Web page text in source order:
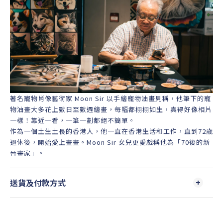
著名寵物肖像藝術家 Moon Sir 以手繪寵物油畫見稱，他筆下的寵
物油畫大多花上數日至數週繪畫，每幅都栩栩如生，真得好像相片
一樣！靠近一看，一筆一劃都絕不簡單。
作為一個土生土長的香港人，他一直在香港生活和工作，直到72歲
退休後，開始愛上畫畫。Moon Sir 女兒更愛戲稱他為「70後的新
晉畫家」。
送貨及付款方式